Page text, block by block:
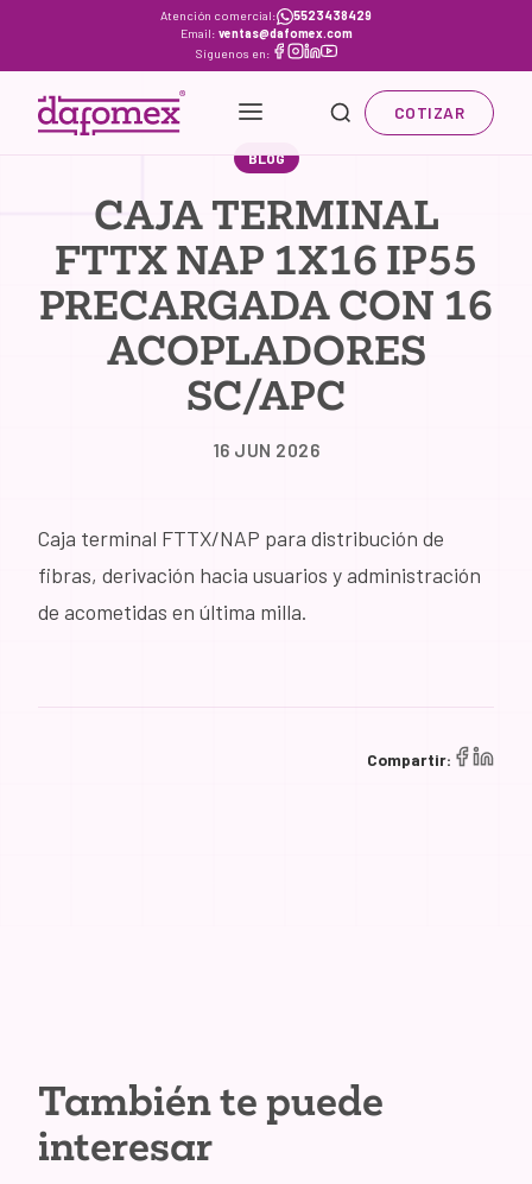
content
Atención comercial:
5523438429
Email: ventas@dafomex.com
Síguenos en:
COTIZAR
BLOG
CAJA TERMINAL
FTTX NAP 1X16 IP55
PRECARGADA CON 16
ACOPLADORES
SC/APC
16 JUN 2026
Caja terminal FTTX/NAP para distribución de
fibras, derivación hacia usuarios y administración
de acometidas en última milla.
Compartir:
También te puede
interesar